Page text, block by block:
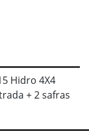
Hidro 4X4
+ 2 safras